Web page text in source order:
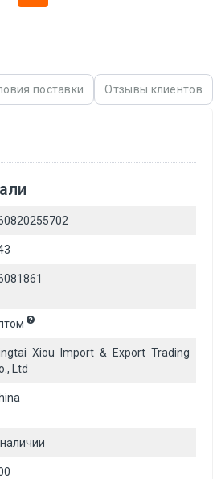
поставки Отзывы клиентов
Xiou Import & Export Trading
Ltd